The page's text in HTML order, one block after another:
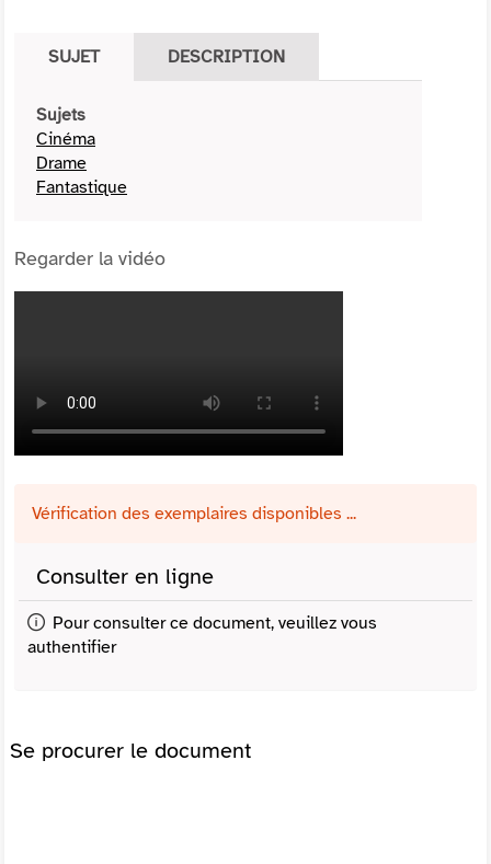
SUJET DESCRIPTION
Sujets
Cinéma
Drame
Fantastique
Regarder la vidéo
Vérification des exemplaires disponibles ...
Consulter en ligne
Pour consulter ce document, veuillez vous
authentifier
Se procurer le document